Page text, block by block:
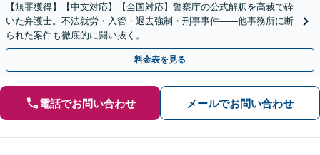
【無罪獲得】【中文対応】【全国対応】警察庁の公式解釈を高裁で砕
いた弁護士。不法就労・入管・退去強制・刑事事件——他事務所に断
られた案件も徹底的に闘い抜く。
料金表を見る
電話でお問い合わせ メールでお問い合わせ